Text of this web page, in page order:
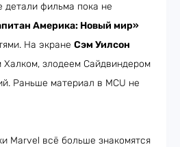
детали фильма пока не
Америка: Новый мир»
На экране Сэм Уилсон
Халком, злодеем Сайдвиндером
Раньше материал в MCU не
Marvel всё больше знакомятся